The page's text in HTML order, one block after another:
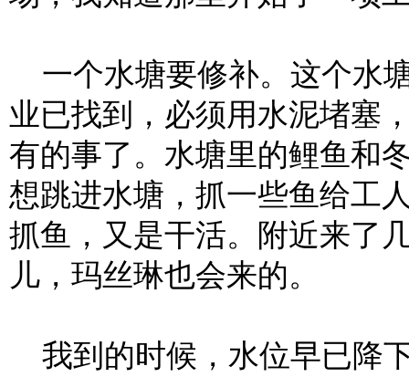
一个水塘要修补。这个水
业已找到，必须用水泥堵塞
有的事了。水塘里的鲤鱼和
想跳进水塘，抓一些鱼给工
抓鱼，又是干活。附近来了
儿，玛丝琳也会来的。
我到的时候，水位早已降